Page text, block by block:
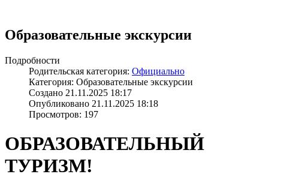
Образовательные экскурсии
Подробности
Родительская категория: Официально
Категория: Образовательные экскурсии
Создано 21.11.2025 18:17
Опубликовано 21.11.2025 18:18
Просмотров: 197
ОБРАЗОВАТЕЛЬНЫЙ
ТУРИЗМ!